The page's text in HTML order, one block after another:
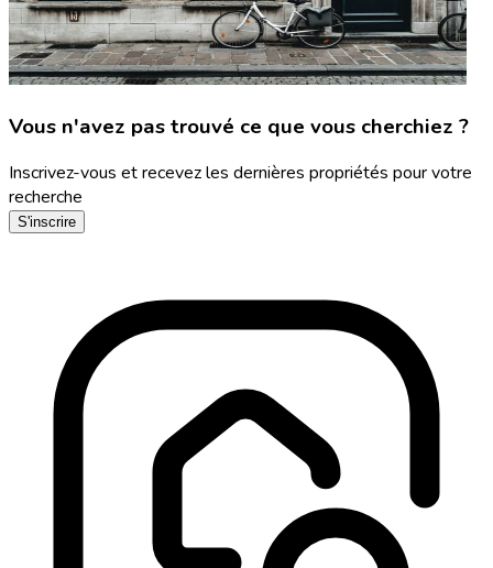
Vous n'avez pas trouvé ce que vous cherchiez ?
Inscrivez-vous et recevez les dernières propriétés pour votre
recherche
S'inscrire